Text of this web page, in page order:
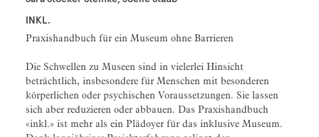
INKL.
Praxishandbuch für ein Museum ohne Barrieren
Die Schwellen zu Museen sind in vielerlei Hinsicht
beträchtlich, insbesondere für Menschen mit besonderen
körperlichen oder psychischen Voraussetzungen. Sie lassen
sich aber reduzieren oder abbauen. Das Praxishandbuch
«inkl.» ist mehr als ein Plädoyer für das inklusive Museum.